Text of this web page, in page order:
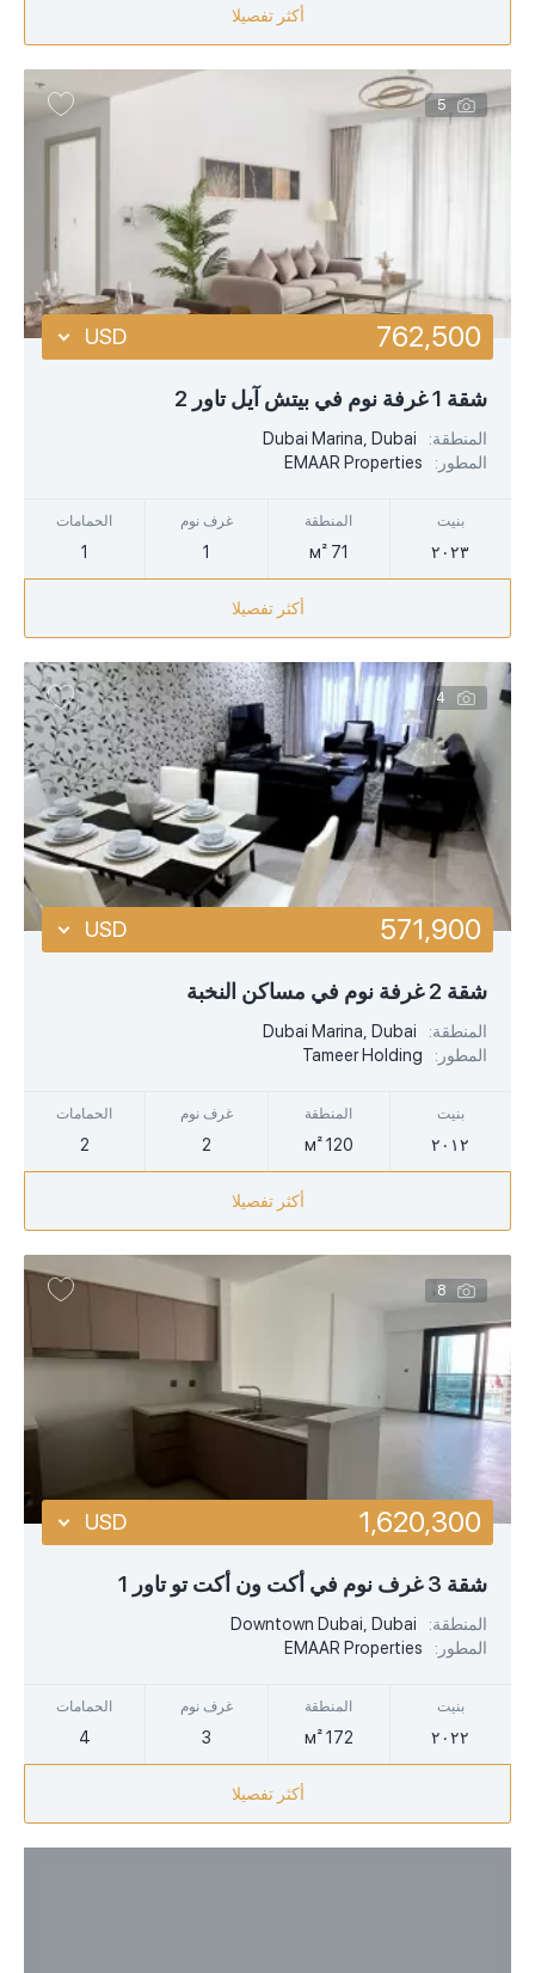
أكثر تفصيلا
5
شقة 1 غرفة نوم في بيتش آيل تاور 2
المنطقة:
Dubai Marina, Dubai
المطور:
EMAAR Properties
بنيت
٢٠٢٣
المنطقة
71 м²
غرف نوم
1
الحمامات
1
762,500
USD
أكثر تفصيلا
4
شقة 2 غرفة نوم في مساكن النخبة
المنطقة:
Dubai Marina, Dubai
المطور:
Tameer Holding
بنيت
٢٠١٢
المنطقة
120 м²
غرف نوم
2
الحمامات
2
571,900
USD
أكثر تفصيلا
8
شقة 3 غرف نوم في أكت ون أكت تو تاور 1
المنطقة:
Downtown Dubai, Dubai
المطور:
EMAAR Properties
بنيت
٢٠٢٢
المنطقة
172 м²
غرف نوم
3
الحمامات
4
1,620,300
USD
أكثر تفصيلا